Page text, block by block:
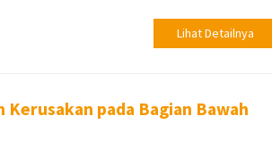
Lihat Detailnya
Kerusakan pada Bagian Bawah